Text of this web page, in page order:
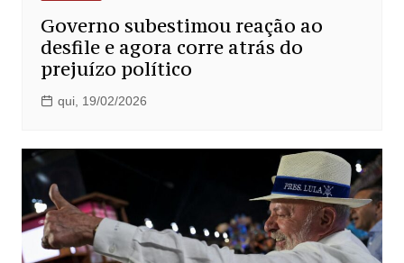
Governo subestimou reação ao
desfile e agora corre atrás do
prejuízo político
qui, 19/02/2026